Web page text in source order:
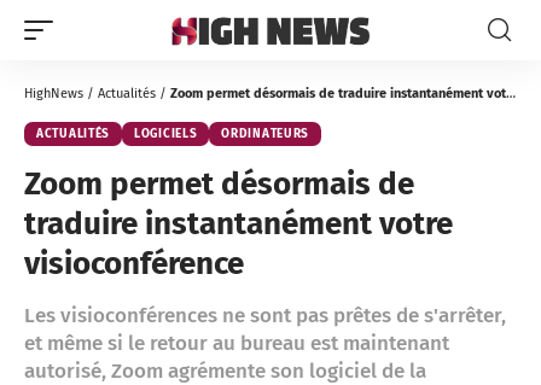
HighNews / Actualités / Zoom permet désormais de traduire instantanément votre visioconférence
ACTUALITÉS LOGICIELS ORDINATEURS
Zoom permet désormais de
traduire instantanément votre
visioconférence
Les visioconférences ne sont pas prêtes de s'arrêter,
et même si le retour au bureau est maintenant
autorisé, Zoom agrémente son logiciel de la